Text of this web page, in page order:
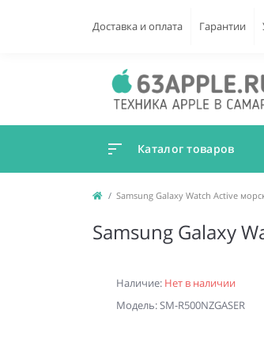
Доставка и оплата Гарантии
Каталог товаров
Samsung Galaxy Watch Active
Samsung Galaxy
Наличие: Нет в наличии
Модель: SM-R500NZGASER